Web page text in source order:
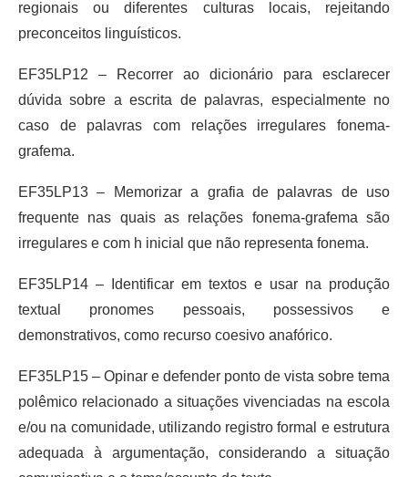
regionais ou diferentes culturas locais, rejeitando
preconceitos linguísticos.
EF35LP12 – Recorrer ao dicionário para esclarecer
dúvida sobre a escrita de palavras, especialmente no
caso de palavras com relações irregulares fonema-
grafema.
EF35LP13 – Memorizar a grafia de palavras de uso
frequente nas quais as relações fonema-grafema são
irregulares e com h inicial que não representa fonema.
EF35LP14 – Identificar em textos e usar na produção
textual pronomes pessoais, possessivos e
demonstrativos, como recurso coesivo anafórico.
EF35LP15 – Opinar e defender ponto de vista sobre tema
polêmico relacionado a situações vivenciadas na escola
e/ou na comunidade, utilizando registro formal e estrutura
adequada à argumentação, considerando a situação